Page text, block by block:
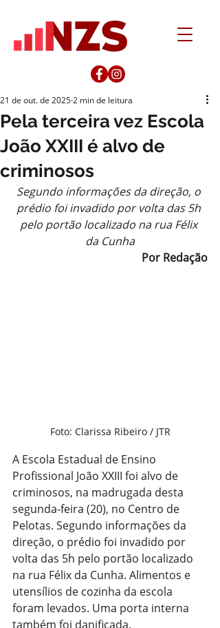
Pela terceira vez Escola
João XXIII é alvo de
criminosos
21 de out. de 20252 min de leitura
Segundo informações da direção, o
prédio foi invadido por volta das 5h
pelo portão localizado na rua Félix
da Cunha
Por Redação
Foto: Clarissa Ribeiro / JTR
A Escola Estadual de Ensino
Profissional João XXIII foi alvo de
criminosos, na madrugada desta
segunda-feira (20), no Centro de
Pelotas. Segundo informações da
direção, o prédio foi invadido por
volta das 5h pelo portão localizado
na rua Félix da Cunha. Alimentos e
utensílios de cozinha da escola
foram levados. Uma porta interna
também foi danificada.